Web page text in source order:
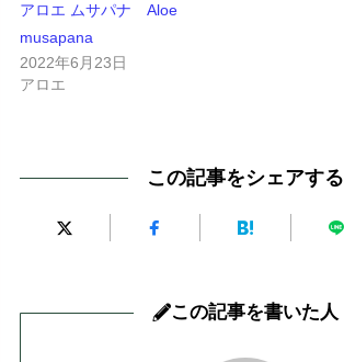
アロエ ムサパナ Aloe
musapana
2022年6月23日
アロエ
この記事をシェアする
この記事を書いた人